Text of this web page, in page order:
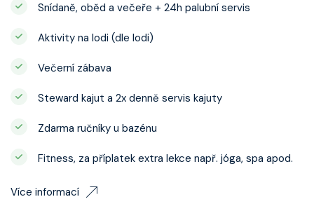
Snídaně, oběd a večeře + 24h palubní servis
Aktivity na lodi (dle lodi)
Večerní zábava
Steward kajut a 2x denně servis kajuty
Zdarma ručníky u bazénu
Fitness, za příplatek extra lekce např. jóga, spa apod.
Více informací